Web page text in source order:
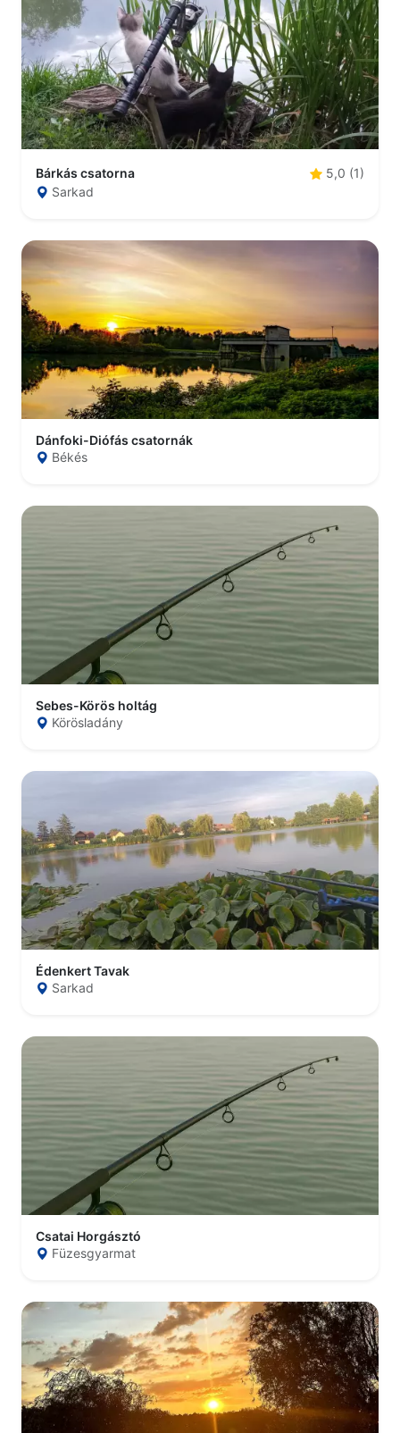
Bárkás csatorna
5,0 (1)
Sarkad
Dánfoki-Diófás csatornák
Békés
Sebes-Körös holtág
Körösladány
Édenkert Tavak
Sarkad
Csatai Horgásztó
Füzesgyarmat